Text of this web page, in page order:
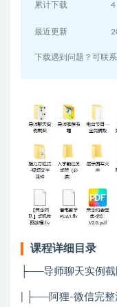
累计下载 4
最近更新
下载遇到问题？可联
课程详细目录
├──导师聊天实例截
| ├──阿狸-微信完